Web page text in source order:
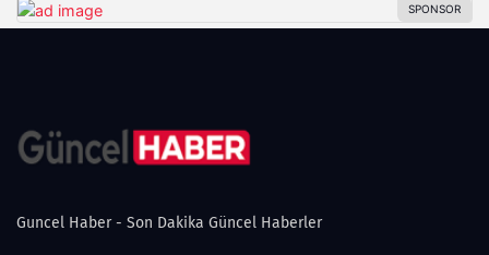
Guncel Haber - Son Dakika Güncel Haberler